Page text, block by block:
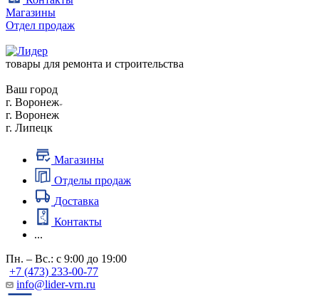
Магазины
Отдел продаж
товары для ремонта и строительства
Ваш город
г. Воронеж
г. Воронеж
г. Липецк
Магазины
Отделы продаж
Доставка
Контакты
...
Пн. – Вс.: с 9:00 до 19:00
+7 (473) 233-00-77
info@lider-vrn.ru